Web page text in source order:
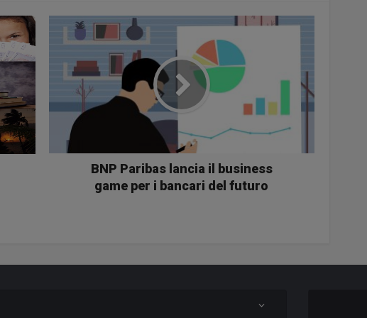
BNP Paribas lancia il business
game per i bancari del futuro